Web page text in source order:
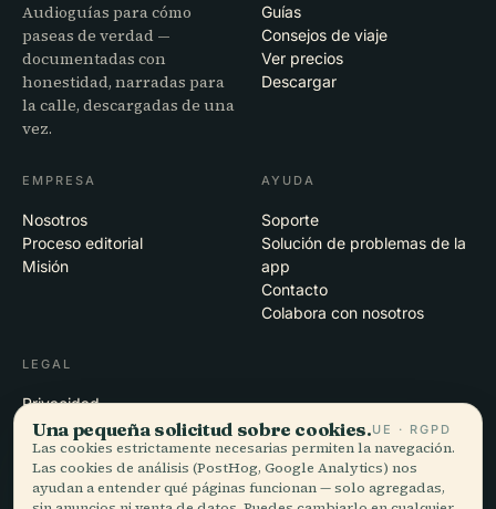
Audioguías para cómo
paseas de verdad —
documentadas con
honestidad, narradas para
la calle, descargadas de una
vez.
Guías
Consejos de viaje
Ver precios
Descargar
EMPRESA
Nosotros
Proceso editorial
Misión
AYUDA
Soporte
Solución de problemas de la
app
Contacto
Colabora con nosotros
LEGAL
Privacidad
Términos
Configuración de cookies
Eliminar cuenta
Una pequeña solicitud sobre cookies.UE · RGPD
Las cookies estrictamente necesarias permiten la navegación.
Las cookies de análisis (PostHog, Google Analytics) nos
ayudan a entender qué páginas funcionan — solo agregadas,